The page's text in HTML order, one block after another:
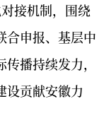
接机制，围绕
合申报、基层中
播持续发力，
设贡献安徽力